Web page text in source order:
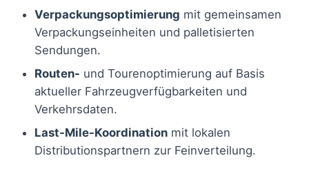
Verpackungsoptimierung mit gemeinsamen
Verpackungseinheiten und palletisierten
Sendungen.
Routen- und Tourenoptimierung auf Basis
aktueller Fahrzeugverfügbarkeiten und
Verkehrsdaten.
Last-Mile-Koordination mit lokalen
Distributionspartnern zur Feinverteilung.